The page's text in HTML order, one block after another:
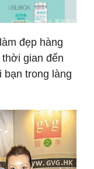
đẹp hàng
gian đến
trong làng